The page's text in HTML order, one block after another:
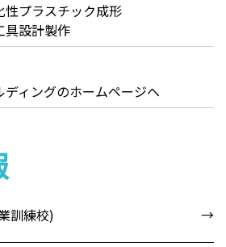
性プラスチック成形
具設計製作
ィングのホームページへ
訓練校)